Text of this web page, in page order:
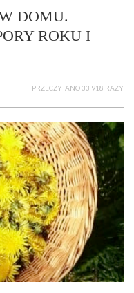
DOMU.
ROKU I
PRZECZYTANO 33 918 RAZY